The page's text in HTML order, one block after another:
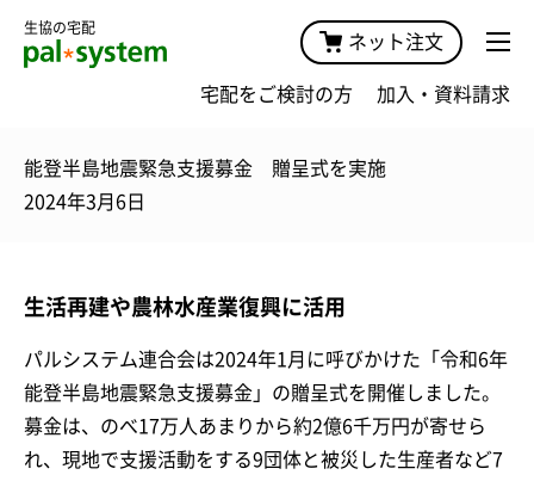
生協の宅配
ネット注文
宅配をご検討の方 加入・資料請求
能登半島地震緊急支援募金 贈呈式を実施
2024年3月6日
生活再建や農林水産業復興に活用
パルシステム連合会は2024年1月に呼びかけた「令和6年
能登半島地震緊急支援募金」の贈呈式を開催しました。
募金は、のべ17万人あまりから約2億6千万円が寄せら
れ、現地で支援活動をする9団体と被災した生産者など7